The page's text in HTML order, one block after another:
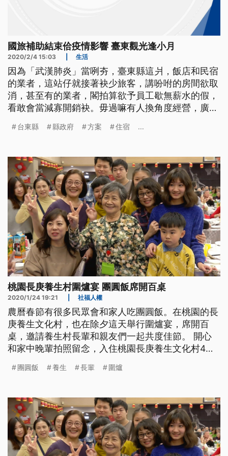
國旅補助結束佮疫情影響 臺東觀光逢小月
2020/2/4 15:03 生活
因為「武漢肺炎」當咧夯，臺東縣這爿，飯店和民宿
的業者，這站仔就接著袂少旅客，講吩咐的房間欲取
消，甚至有的業者，閣拍算欲予員工歇無薪水的假，
看敢會當減寡開銷袂。毋過嘛有人換角度經營，廣告
通拍甲2折，甚至有的店頭蹛15工，1萬箍拍死閣有通
束，台東縣的觀光業又要進入淡季，可是更慘的是，
武漢疫情造成2月以後高退房率
台東縣 縣政府 方案 住宿 ...
桃園長庚養生村圍爐宴 團圓飯席開百桌
2020/1/24 19:21 社福人權
農曆春節有很多民眾會和家人吃團圓飯。在桃園的長
庚養生文化村，也在除夕這天舉行圍爐宴，席開百
桌，邀請養生村長輩和親友們一起共度佳節。 開心
和家中晚輩拍照留念，入住桃園長庚養生文化村4年
楊霞說：「我住在這裡很開心。經歷戰爭又光復的時
以補回來。」 還有今年一百歲的陳壽開爺爺，住在
養生文化村有十幾年時間。今年五
團圓飯 養生 長輩 圍爐